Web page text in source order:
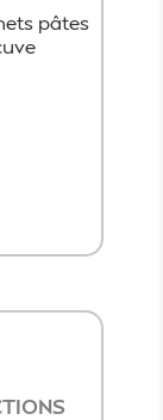
pâtes